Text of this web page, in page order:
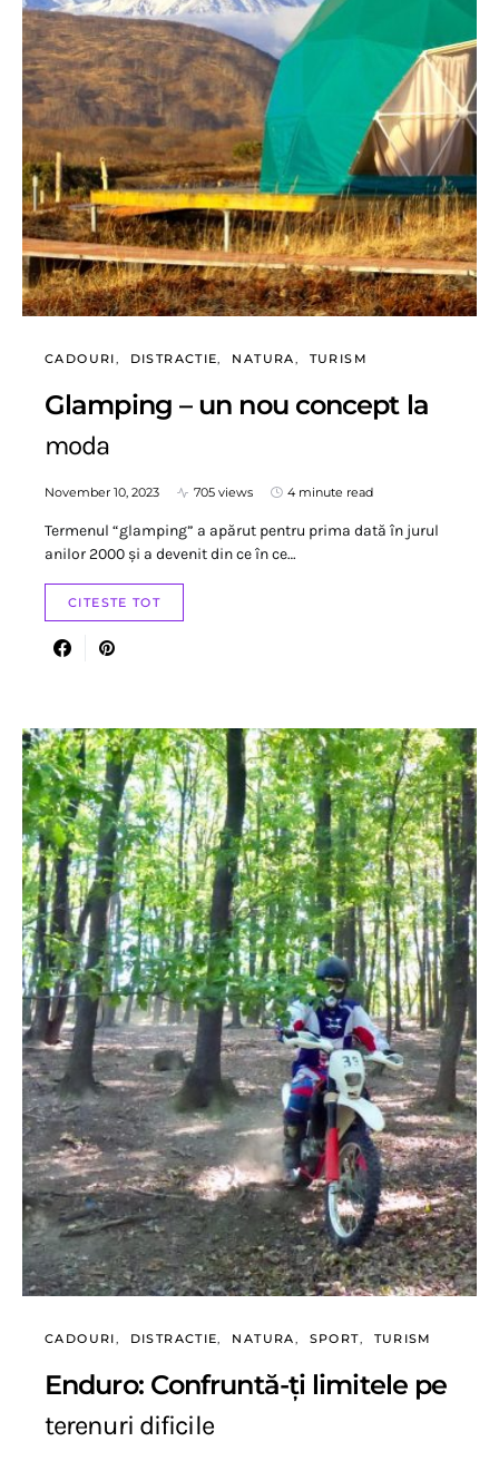
CADOURI DISTRACTIE NATURA TURISM
Glamping – un nou concept la
moda
November 10, 2023 705 views 4 minute read
Termenul “glamping” a apărut pentru prima dată în jurul
anilor 2000 și a devenit din ce în ce…
CITESTE TOT
CADOURI DISTRACTIE NATURA SPORT TURISM
Enduro: Confruntă-ți limitele pe
terenuri dificile